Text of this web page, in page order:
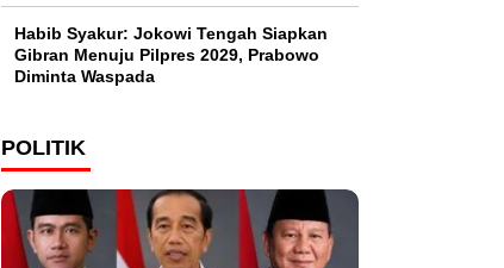
Habib Syakur: Jokowi Tengah Siapkan
Gibran Menuju Pilpres 2029, Prabowo
Diminta Waspada
POLITIK